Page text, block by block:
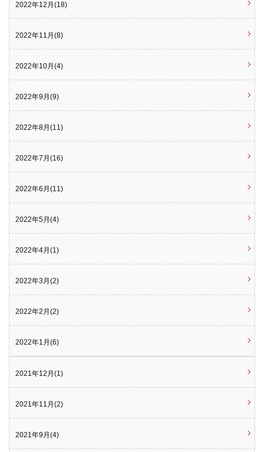
2022年12月(18)
2022年11月(8)
2022年10月(4)
2022年9月(9)
2022年8月(11)
2022年7月(16)
2022年6月(11)
2022年5月(4)
2022年4月(1)
2022年3月(2)
2022年2月(2)
2022年1月(6)
2021年12月(1)
2021年11月(2)
2021年9月(4)